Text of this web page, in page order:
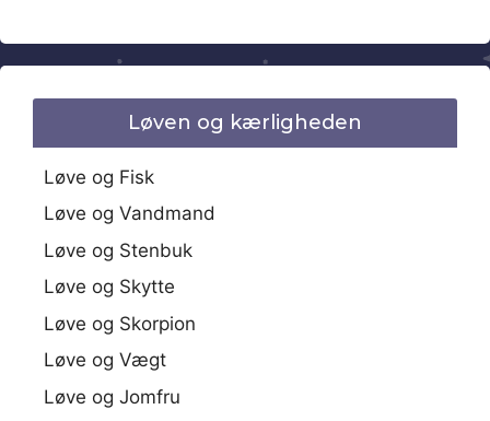
Løven og kærligheden
Løve og Fisk
Løve og Vandmand
Løve og Stenbuk
Løve og Skytte
Løve og Skorpion
Løve og Vægt
Løve og Jomfru